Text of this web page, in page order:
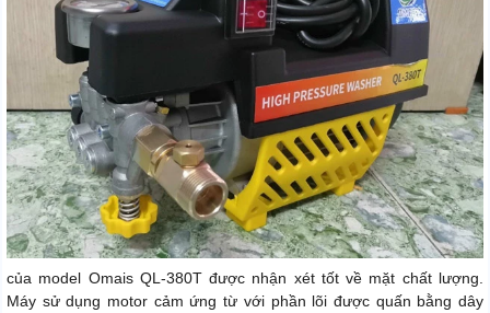
của model Omais QL-380T được nhận xét tốt về mặt chất lượng.
Máy sử dụng motor cảm ứng từ với phần lõi được quấn bằng dây